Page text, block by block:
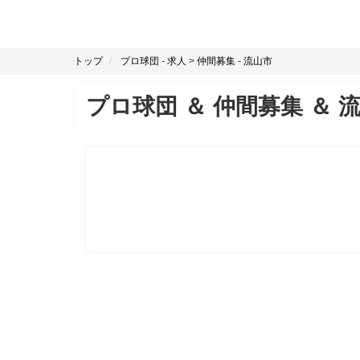
トップ プロ球団 - 求人 > 仲間募集 - 流山市
プロ球団 ＆仲間募集 ＆